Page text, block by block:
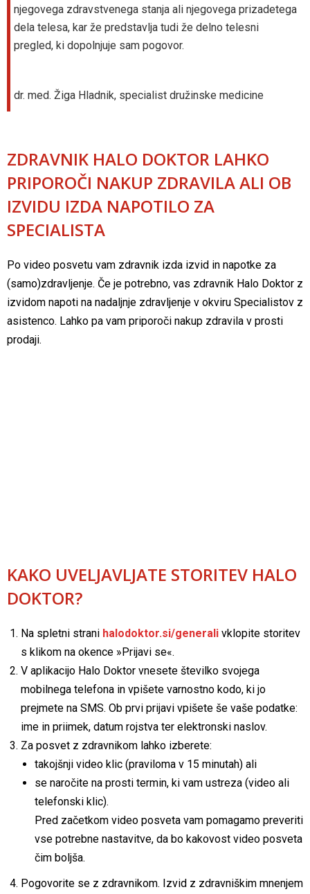
njegovega zdravstvenega stanja ali njegovega prizadetega
dela telesa, kar že predstavlja tudi že delno telesni
pregled, ki dopolnjuje sam pogovor.
dr. med. Žiga Hladnik, specialist družinske medicine
ZDRAVNIK HALO DOKTOR LAHKO
PRIPOROČI NAKUP ZDRAVILA ALI OB
IZVIDU IZDA NAPOTILO ZA
SPECIALISTA
Po video posvetu vam zdravnik izda izvid in napotke za
(samo)zdravljenje. Če je potrebno, vas zdravnik Halo Doktor z
izvidom napoti na nadaljnje zdravljenje v okviru Specialistov z
asistenco. Lahko pa vam priporoči nakup zdravila v prosti
prodaji.
KAKO UVELJAVLJATE STORITEV HALO
DOKTOR?
Na spletni strani halodoktor.si/generali vklopite storitev
s klikom na okence »Prijavi se«.
V aplikacijo Halo Doktor vnesete številko svojega
mobilnega telefona in vpišete varnostno kodo, ki jo
prejmete na SMS. Ob prvi prijavi vpišete še vaše podatke:
ime in priimek, datum rojstva ter elektronski naslov.
Za posvet z zdravnikom lahko izberete:
takojšnji video klic (praviloma v 15 minutah) ali
se naročite na prosti termin, ki vam ustreza (video ali
telefonski klic).
Pred začetkom video posveta vam pomagamo preveriti
vse potrebne nastavitve, da bo kakovost video posveta
čim boljša.
Pogovorite se z zdravnikom. Izvid z zdravniškim mnenjem